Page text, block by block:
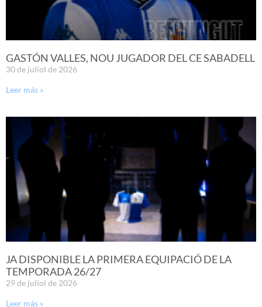
GASTÓN VALLES, NOU JUGADOR DEL CE SABADELL
30 de juliol de 2026
Leer más »
JA DISPONIBLE LA PRIMERA EQUIPACIÓ DE LA
TEMPORADA 26/27
29 de juliol de 2026
Leer más »